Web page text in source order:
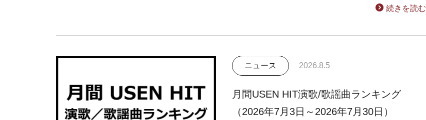
続きを読む
ニュース 2026.8.5
月間USEN HIT演歌/歌謡曲ランキング
（2026年7月3日～2026年7月30日）